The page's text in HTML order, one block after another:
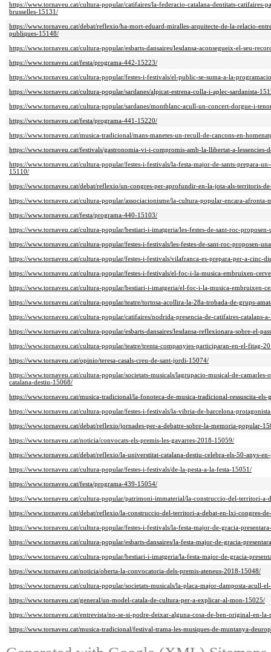
https://www.tornaveu.cat/cultura-popular/catifaires/la-federacio-catalana-dentitats-catifaires-
brusselles-15131/
https://www.tornaveu.cat/debat/reflexio/ha-mort-eduard-miralles-arquitecte-de-la-relacio-
publiques-15148/
https://www.tornaveu.cat/cultura-popular/esbarts-dansaires/lesdansa-aconsegueix-el-seu-
https://www.tornaveu.cat/festa/programa-442-15223/
https://www.tornaveu.cat/cultura-popular/festes-i-festivals/el-public-se-suma-a-la-
https://www.tornaveu.cat/cultura-popular/sardanes/alpicat-estrena-colla-i-aplec-sardanista-
https://www.tornaveu.cat/cultura-popular/sardanes/montblanc-acull-un-concert-dorgue-i-
https://www.tornaveu.cat/festa/programa-441-15220/
https://www.tornaveu.cat/musica-tradicional/mans-manetes-un-recull-de-cancons-en-
https://www.tornaveu.cat/festivals/gastronomia-vi-i-compromis-amb-la-llibertat-a-lessencies-
https://www.tornaveu.cat/cultura-popular/festes-i-festivals/la-festa-major-de-sants-prepara-
15110/
https://www.tornaveu.cat/debat/reflexio/un-congres-per-aprofundir-en-la-jota-als-territoris-
https://www.tornaveu.cat/cultura-popular/associacionisme/la-cultura-popular-encara-
https://www.tornaveu.cat/festa/programa-440-15103/
https://www.tornaveu.cat/cultura-popular/bestiari-i-imatgeria/les-festes-de-sant-roc-
https://www.tornaveu.cat/cultura-popular/festes-i-festivals/les-festes-de-sant-roc-proposen-
https://www.tornaveu.cat/cultura-popular/festes-i-festivals/vilafranca-es-prepara-per-a-cinc-
https://www.tornaveu.cat/cultura-popular/festes-i-festivals/el-foc-i-la-musica-embruixen-
https://www.tornaveu.cat/cultura-popular/bestiari-i-imatgeria/el-foc-i-la-musica-embruixen-
https://www.tornaveu.cat/cultura-popular/teatre/tortosa-acollira-la-28a-trobada-de-grups-
https://www.tornaveu.cat/cultura-popular/catifaires/nodrida-presencia-de-catifaires-catalans-
https://www.tornaveu.cat/cultura-popular/esbarts-dansaires/lesdansa-reflexionara-sobre-el-
https://www.tornaveu.cat/cultura-popular/teatre/trenta-companyies-participaran-en-el-fitag-
https://www.tornaveu.cat/opinio/teresa-casals-creu-de-sant-jordi-15074/
https://www.tornaveu.cat/cultura-popular/societats-musicals/lagrupacio-musical-de-
catalana-destiu-15068/
https://www.tornaveu.cat/musica-tradicional/la-fonoteca-de-musica-tradicional-ressuscita-
https://www.tornaveu.cat/cultura-popular/festes-i-festivals/la-vibria-de-barcelona-
https://www.tornaveu.cat/debat/reflexio/jornades-per-a-debatre-sobre-la-memoria-popular-
https://www.tornaveu.cat/noticia/convocats-els-premis-les-gavarres-2018-15059/
https://www.tornaveu.cat/debat/reflexio/la-universtitat-catalana-destiu-celebra-els-50-anys-
https://www.tornaveu.cat/cultura-popular/festes-i-festivals/de-la-pesta-a-la-festa-15051/
https://www.tornaveu.cat/festa/programa-439-15054/
https://www.tornaveu.cat/cultura-popular/patrimoni-immaterial/la-construccio-del-territori-a-
https://www.tornaveu.cat/debat/reflexio/la-construccio-del-territori-a-debat-en-lxi-congres-
https://www.tornaveu.cat/cultura-popular/festes-i-festivals/la-festa-major-de-gracia-
https://www.tornaveu.cat/cultura-popular/esbarts-dansaires/la-festa-major-de-gracia-
https://www.tornaveu.cat/cultura-popular/bestiari-i-imatgeria/la-festa-major-de-gracia-
https://www.tornaveu.cat/noticia/oberta-la-convocatoria-dels-premis-ateneus-2018-15048/
https://www.tornaveu.cat/cultura-popular/societats-musicals/la-placa-major-damposta-acull-
https://www.tornaveu.cat/general/un-model-catala-de-cultura-per-a-explicar-al-mon-15025/
https://www.tornaveu.cat/entrevista/no-se-si-podre-deixar-alguna-cosa-de-ben-original-en-la-
https://www.tornaveu.cat/musica-tradicional/festival-trama-les-musiques-de-muntanya-